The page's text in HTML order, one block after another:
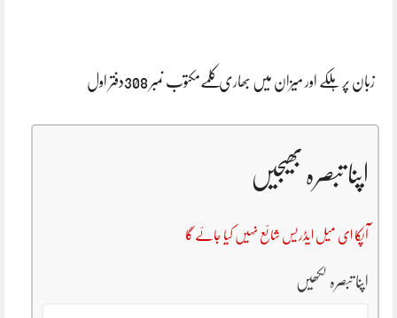
زبان پر ہلکے اور میزان میں بھاری کلمےمکتوب نمبر 308دفتر اول
اپنا تبصرہ بھیجیں
آپکا ای میل ایڈریس شائع نہیں کیا جائے گا
اپنا تبصرہ لکھیں